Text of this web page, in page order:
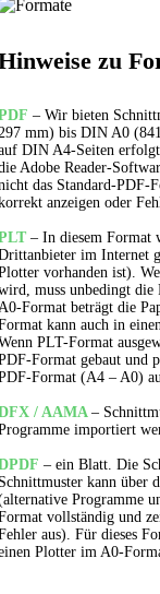
zu
– Wir bieten
mm) bis DIN A0
DIN A4-Seiten
Adobe Reader-
das Standard-PDF-
anzeigen oder
– In diesem Format
im Internet
vorhanden ist).
muss unbedingt die
Format beträgt die
kann auch in
PLT-Format
Format gebaut und
Format (A4 – A0)
/ AAMA –
importiert
– ein Blatt. Die
kann über
Programme
vollständig und
aus). Für dieses
Plotter im A0-